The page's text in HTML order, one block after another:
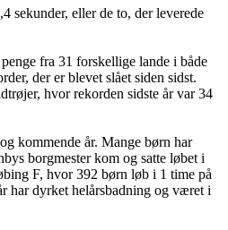
sekunder, eller de to, der leverede
fra 31 forskellige lande i både
der er blevet slået siden sidst.
hvor rekorden sidste år var 34
kommende år. Mange børn har
borgmester kom og satte løbet i
F, hvor 392 børn løb i 1 time på
har dyrket helårsbadning og været i